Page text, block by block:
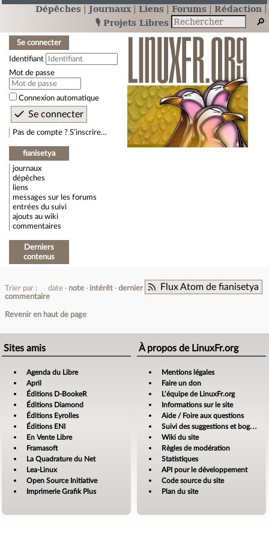
Dépêches Journaux Liens Forums
Rédaction
🎙️ Projets Libres
Se connecter
Identifiant
Mot de passe
Connexion automatique
Pas de compte ? S’inscrire…
fianisetya
journaux
dépêches
liens
messages sur les forums
entrées du suivi
ajouts au wiki
commentaires
Derniers
contenus
Flux Atom de fianisetya
Trier par : date note intérêt
dernier
commentaire
Revenir en haut de page
Sites amis
Agenda du Libre
April
Éditions D-BookeR
Éditions Diamond
Éditions Eyrolles
Éditions ENI
En Vente Libre
Framasoft
La Quadrature du Net
Lea-Linux
Open Source Initiative
Imprimerie Grafik Plus
À propos de LinuxFr.org
Mentions légales
Faire un don
L’équipe de LinuxFr.org
Informations sur le site
Aide / Foire aux questions
Suivi des suggestions et bogues
Wiki du site
Règles de modération
Statistiques
API pour le développement
Code source du site
Plan du site